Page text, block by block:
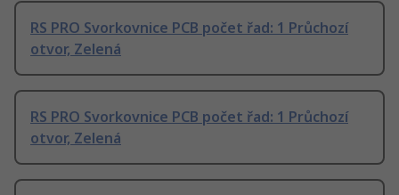
RS PRO Svorkovnice PCB počet řad: 1 Průchozí
otvor, Zelená
RS PRO Svorkovnice PCB počet řad: 1 Průchozí
otvor, Zelená